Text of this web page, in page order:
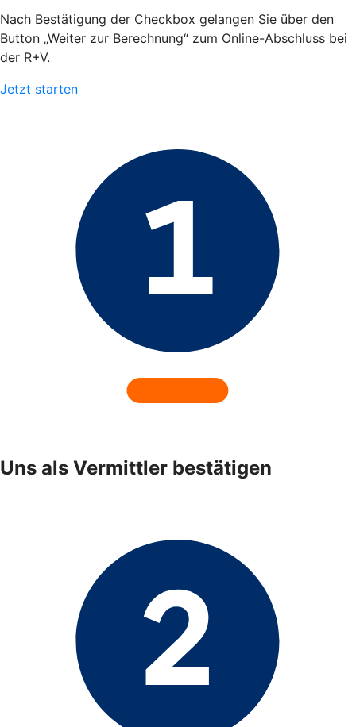
Nach Bestätigung der Checkbox gelangen Sie über den
Button „Weiter zur Berechnung“ zum Online-Abschluss bei
der R+V.
Jetzt starten
Uns als Vermittler bestätigen